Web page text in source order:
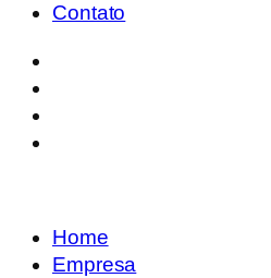
Contato
Home
Empresa